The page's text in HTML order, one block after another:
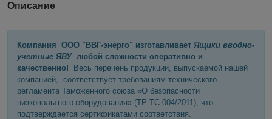
Описание
Компания ООО "ВВГ-энерго" изготавливает Ящики вводно-
учетные ЯВУ любой сложности оперативно и
качественно! Весь перечень продукции, выпускаемой нашей
компанией, соответствует требованиям технического
регламента Таможенного союза «О безопасности
низковольтного оборудования» (ТР ТС 004/2011), что
подтверждается сертификатами соответствия.